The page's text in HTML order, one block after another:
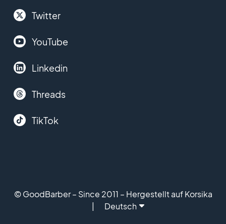
Twitter
YouTube
Linkedin
Threads
TikTok
© GoodBarber – Since 2011 – Hergestellt auf Korsika
Deutsch